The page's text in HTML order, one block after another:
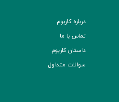
درباره کاربوم
تماس با ما
داستان کاربوم
سوالات متداول